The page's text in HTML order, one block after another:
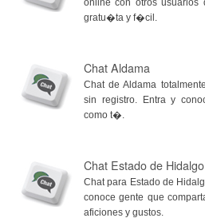
gratu�ta y f�cil.
Chat Aldama
Chat de Aldama
sin registro. Entra y
como t�.
Chat Estado de Hidalgo
Chat para Estado de
conoce gente que
aficiones y gustos.